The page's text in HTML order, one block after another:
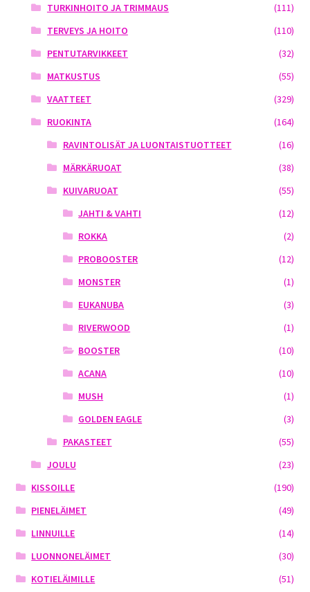
TURKINHOITO JA TRIMMAUS
(111)
TERVEYS JA HOITO
(110)
PENTUTARVIKKEET
(32)
MATKUSTUS
(55)
VAATTEET
(329)
RUOKINTA
(164)
RAVINTOLISÄT JA LUONTAISTUOTTEET
(16)
MÄRKÄRUOAT
(38)
KUIVARUOAT
(55)
JAHTI & VAHTI
(12)
ROKKA
(2)
PROBOOSTER
(12)
MONSTER
(1)
EUKANUBA
(3)
RIVERWOOD
(1)
BOOSTER
(10)
ACANA
(10)
MUSH
(1)
GOLDEN EAGLE
(3)
PAKASTEET
(55)
JOULU
(23)
KISSOILLE
(190)
PIENELÄIMET
(49)
LINNUILLE
(14)
LUONNONELÄIMET
(30)
KOTIELÄIMILLE
(51)